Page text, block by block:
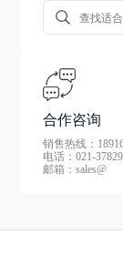
合作咨询
销售热线：
电话：021-
邮箱：sales@